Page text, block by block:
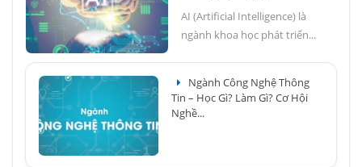
AI (Artificial Intelligence) là
ngành khoa học phát triển...
Ngành Công Nghệ Thông
Tin – Học Gì? Làm Gì? Cơ Hội
Nghề...